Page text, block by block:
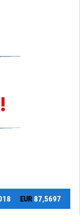
EUR 87,5697